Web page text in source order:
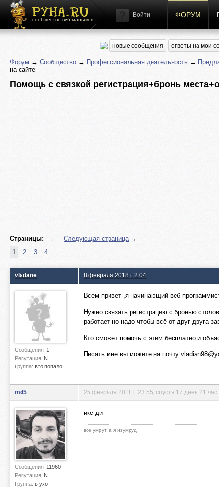
сообщество веб-маньяков
Войти ФОРУМ
новые сообщения ответы на мои
Форум → Сообщество → Профессиональная деятельность →
на сайте
Помощь с связкой регистрация+бронь
Страницы: ← Следующая страница→
1
2 3 4
vladane
Сообщения: 1
Репутация: N
Группа: Кто попало
8 февраля 2018 г. 2:04
Всем привет ,я начинающий веб-
Нужно связать регистрацию с бронью
работает но надо чтобы всё от друг друга
Кто сможет помочь с этим бесплатно и
Писать мне вы можете на почту
md5
Сообщения: 11960
Репутация: N
Группа: в ухо
25 февраля 2018 г. 23:55 , спустя 17 дней 21
икс ди
все умрут, а я изумруд